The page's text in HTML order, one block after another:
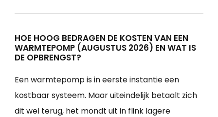
HOE HOOG BEDRAGEN DE KOSTEN VAN EEN
WARMTEPOMP (AUGUSTUS 2026) EN WAT IS
DE OPBRENGST?
Een warmtepomp is in eerste instantie een
kostbaar systeem. Maar uiteindelijk betaalt zich
dit wel terug, het mondt uit in flink lagere